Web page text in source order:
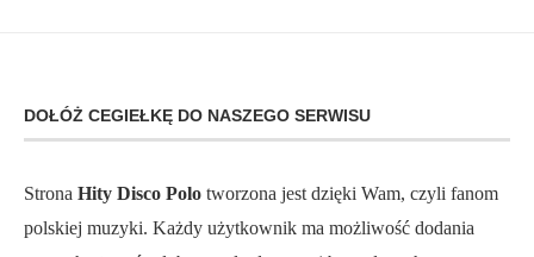
DOŁÓŻ CEGIEŁKĘ DO NASZEGO SERWISU
Strona Hity Disco Polo tworzona jest dzięki Wam, czyli fanom
polskiej muzyki. Każdy użytkownik ma możliwość dodania